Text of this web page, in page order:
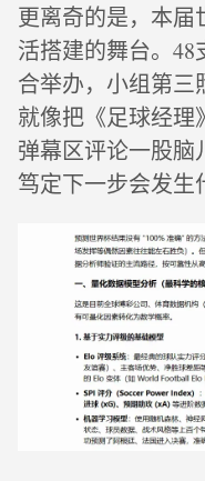
更离奇的是，本
活搭建的舞台。48
合举办，小组第
就像把《足球经理
弹幕区评论一股脑
笃定下一步会发生